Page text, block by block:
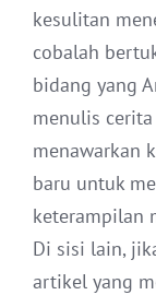
kesulitan
cobalah
bidang yang
menulis
menawarkan
baru untuk
keterampilan
Di sisi lain,
artikel yang